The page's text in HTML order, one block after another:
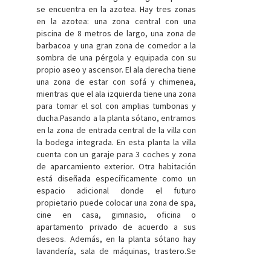
se encuentra en la azotea. Hay tres zonas
en la azotea: una zona central con una
piscina de 8 metros de largo, una zona de
barbacoa y una gran zona de comedor a la
sombra de una pérgola y equipada con su
propio aseo y ascensor. El ala derecha tiene
una zona de estar con sofá y chimenea,
mientras que el ala izquierda tiene una zona
para tomar el sol con amplias tumbonas y
ducha.Pasando a la planta sótano, entramos
en la zona de entrada central de la villa con
la bodega integrada. En esta planta la villa
cuenta con un garaje para 3 coches y zona
de aparcamiento exterior. Otra habitación
está diseñada específicamente como un
espacio adicional donde el futuro
propietario puede colocar una zona de spa,
cine en casa, gimnasio, oficina o
apartamento privado de acuerdo a sus
deseos. Además, en la planta sótano hay
lavandería, sala de máquinas, trastero.Se